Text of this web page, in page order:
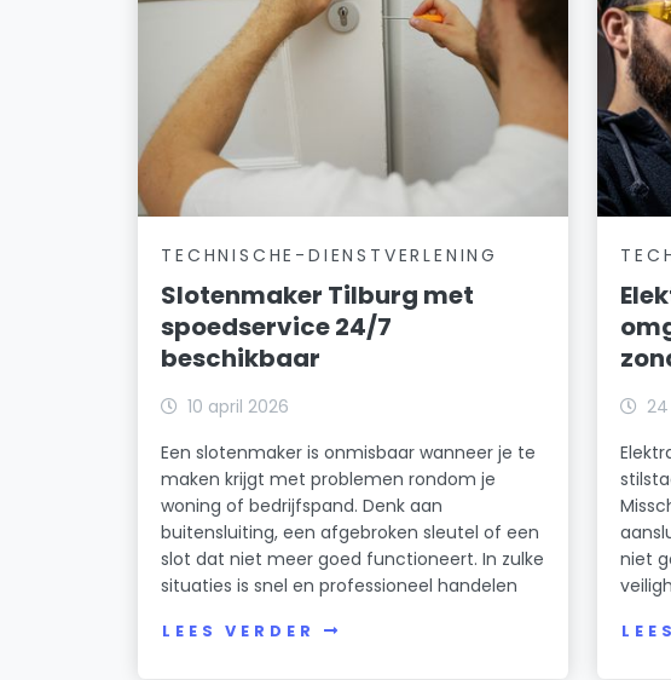
TECHNISCHE-DIENSTVERLENING
Slotenmaker Tilburg met
spoedservice 24/7
beschikbaar
10 april 2026
Een slotenmaker is onmisbaar wanneer je te
maken krijgt met problemen rondom je
woning of bedrijfspand. Denk aan
buitensluiting, een afgebroken sleutel of een
slot dat niet meer goed functioneert. In zulke
situaties is snel en professioneel handelen
LEES VERDER
niet